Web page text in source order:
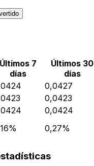
Últimos 7
días
Últimos 30
días
0,0427
0,0423
0,0424
0,27%